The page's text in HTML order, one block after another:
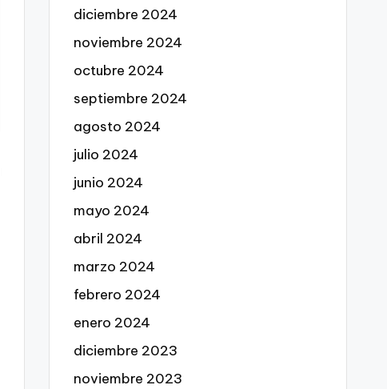
diciembre 2024
noviembre 2024
octubre 2024
septiembre 2024
agosto 2024
julio 2024
junio 2024
mayo 2024
abril 2024
marzo 2024
febrero 2024
enero 2024
diciembre 2023
noviembre 2023